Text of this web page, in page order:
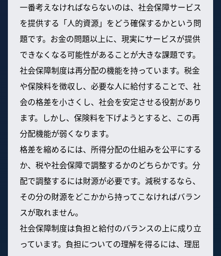
一番考えなければならないのは、社会保障サービス
を提供する「人的資源」をどう確保するかという問
題です。お金の問題以上に、現実にサービスが提供
できなくなる可能性があることが大きな課題です。
社会保障制度は再分配の機能を持っています。税金
や保険料を徴収し、必要な人に給付することで、社
会の格差を小さくし、社会を安定させる役割があり
ます。しかし、保険料を下げようとすると、この再
分配機能が弱くなります。
格差を縮めるには、所得分配の仕組みを公平にする
か、税や社会保障で調整するかのどちらかです。分
配で調整するには財源が必要です。減税するなら、
その分の財源をどこかから持ってこなければバラン
スが取れません。
社会保障制度は負担と給付のバランスの上に成り立
っています。負担についての理解を得るには、理屈